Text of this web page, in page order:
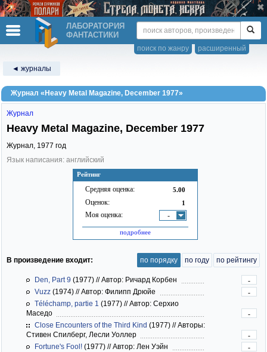
ЛАБОРАТОРИЯ
ФАНТАСТИКИ
расширенный
поиск по жанру
◄ журналы
Журнал «Heavy Metal Magazine, December 1977»
Рейтинг
Средняя оценка: 5.00
Оценок: 1
Моя оценка: -
подробнее
Журнал
Heavy Metal Magazine, December 1977
Журнал, 1977 год
Язык написания: английский
В произведение входит: по порядку по году по рейтингу
Den, Part 9 (1977) //Автор: Ричард Корбен
-
Vuzz (1974) //Автор: Филипп Дрюйе
-
Téléchamp, partie 1 (1977) //Автор: Серхио
Маседо
-
Close Encounters of the Third Kind (1977) //Авторы:
Стивен Спилберг, Лесли Уоллер
-
Fortune's Fool! (1977) //Автор: Лен Уэйн
-